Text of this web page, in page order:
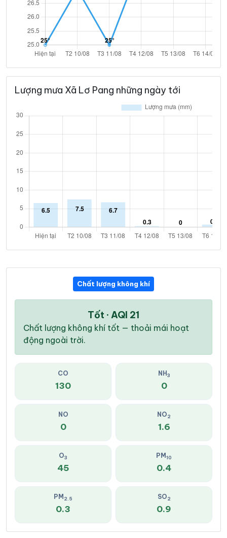
Lượng mưa Xã Lơ Pang những ngày tới
Chất lượng không khí
Tốt · AQI 21
Chất lượng không khí tốt — thoải mái hoạt
động ngoài trời.
CO
130
NH 3
0
NO
0
NO2
1.6
O3
45
PM 10
0.4
PM 2.5
0.3
SO2
0.9